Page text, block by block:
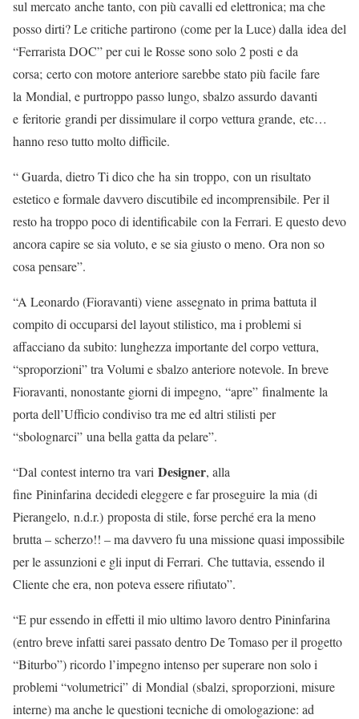
sul mercato anche tanto, con più cavalli ed elettronica; ma che
posso dirti? Le critiche partirono (come per la Luce) dalla idea del
“Ferrarista DOC” per cui le Rosse sono solo 2 posti e da
corsa; certo con motore anteriore sarebbe stato più facile fare
la Mondial, e purtroppo passo lungo, sbalzo assurdo davanti
e feritorie grandi per dissimulare il corpo vettura grande, etc…
hanno reso tutto molto difficile.
“ Guarda, dietro Ti dico che ha sin troppo, con un risultato
estetico e formale davvero discutibile ed incomprensibile. Per il
resto ha troppo poco di identificabile con la Ferrari. E questo devo
ancora capire se sia voluto, e se sia giusto o meno. Ora non so
cosa pensare”.
“A Leonardo (Fioravanti) viene assegnato in prima battuta il
compito di occuparsi del layout stilistico, ma i problemi si
affacciano da subito: lunghezza importante del corpo vettura,
“sproporzioni” tra Volumi e sbalzo anteriore notevole. In breve
Fioravanti, nonostante giorni di impegno, “apre” finalmente la
porta dell’Ufficio condiviso tra me ed altri stilisti per
“sbolognarci” una bella gatta da pelare”.
“Dal contest interno tra vari Designer, alla
fine Pininfarina decidedi eleggere e far proseguire la mia (di
Pierangelo, n.d.r.) proposta di stile, forse perché era la meno
brutta – scherzo!! – ma davvero fu una missione quasi impossibile
per le assunzioni e gli input di Ferrari. Che tuttavia, essendo il
Cliente che era, non poteva essere rifiutato”.
“E pur essendo in effetti il mio ultimo lavoro dentro Pininfarina
(entro breve infatti sarei passato dentro De Tomaso per il progetto
“Biturbo”) ricordo l’impegno intenso per superare non solo i
problemi “volumetrici” di Mondial (sbalzi, sproporzioni, misure
interne) ma anche le questioni tecniche di omologazione: ad